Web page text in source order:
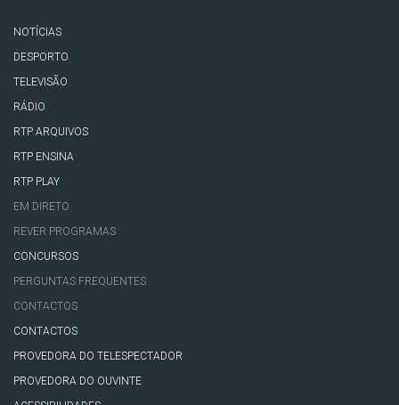
NOTÍCIAS
DESPORTO
TELEVISÃO
RÁDIO
RTP ARQUIVOS
RTP ENSINA
RTP PLAY
EM DIRETO
REVER PROGRAMAS
CONCURSOS
PERGUNTAS FREQUENTES
CONTACTOS
CONTACTOS
PROVEDORA DO TELESPECTADOR
PROVEDORA DO OUVINTE